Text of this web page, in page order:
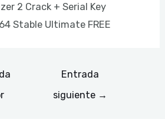
2 Crack + Serial Key
Stable Ultimate FREE
Entrada
siguiente →